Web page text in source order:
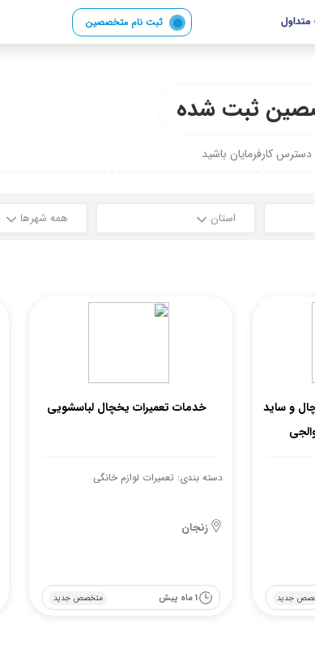
متداول ثبت نام متخصصین
ثبت شده
کارفرمایان باشید
استان همه شهرها
و ساید
جدید
خدمات تعمیرات یخچال لباسشویی
دسته بندی: تعمیرات لوازم خانگی
زنجان
متخصص جدید 1 ماه پیش